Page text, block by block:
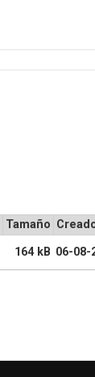
Tamaño
164 kB 06-08-